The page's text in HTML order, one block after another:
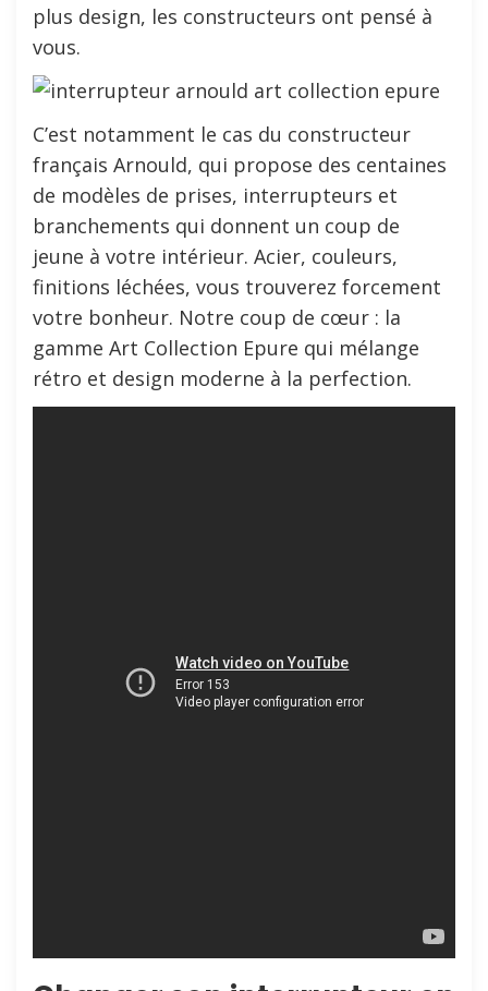
plus design, les constructeurs ont pensé à
vous.
C’est notamment le cas du constructeur
français Arnould, qui propose des centaines
de modèles de prises, interrupteurs et
branchements qui donnent un coup de
jeune à votre intérieur. Acier, couleurs,
finitions léchées, vous trouverez forcement
votre bonheur. Notre coup de cœur : la
gamme Art Collection Epure qui mélange
rétro et design moderne à la perfection.